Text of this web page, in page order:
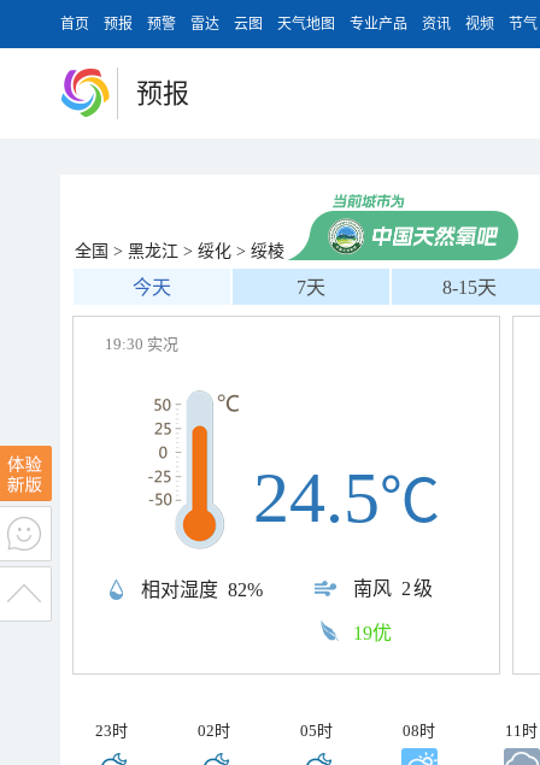
首页 预报 预警 雷达 云图 天气地图 专业产品 资讯 视频 节气
预报
全国 > 黑龙江 > 绥化 > 绥棱
今天 7天 8-15天
19:30 实况
相对湿度 82% 南风 2级
24.5℃
19优
23时 02时 05时 08时 11时